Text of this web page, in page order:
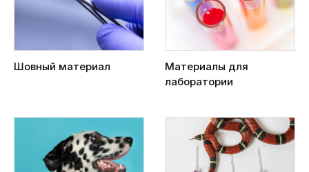
Шовный материал
Материалы для
лаборатории